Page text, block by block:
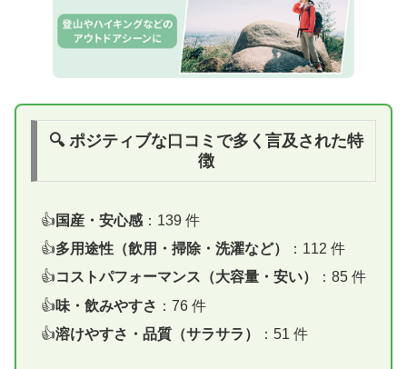
🔍 ポジティブな口コミで多く言及された特
徴
国産・安心感 ：139 件
多用途性（飲用・掃除・洗濯など）
：112 件
コストパフォーマンス（大容量・安い）
：85 件
味・飲みやすさ ：76 件
溶けやすさ・品質（サラサラ）
：51 件